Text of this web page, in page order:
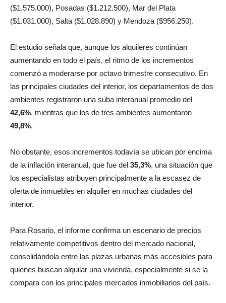
debajo de ciudades como Neuquén ($1.580.250), Bariloche
($1.575.000), Posadas ($1.212.500), Mar del Plata
El estudio señala que, aunque los alquileres continúan
aumentando en todo el país, el ritmo de los incrementos
comenzó a moderarse por octavo trimestre consecutivo. En
las principales ciudades del interior, los departamentos de dos
ambientes registraron una suba interanual promedio del
42,6%, mientras que los de tres ambientes aumentaron
No obstante, esos incrementos todavía se ubican por encima
de la inflación interanual, que fue del35,3%, una situación que
los especialistas atribuyen principalmente a la escasez de
oferta de inmuebles en alquiler en muchas ciudades del
Para Rosario, el informe confirma un escenario de precios
relativamente competitivos dentro del mercado nacional,
consolidándola entre las plazas urbanas más accesibles para
quienes buscan alquilar una vivienda, especialmente si se la